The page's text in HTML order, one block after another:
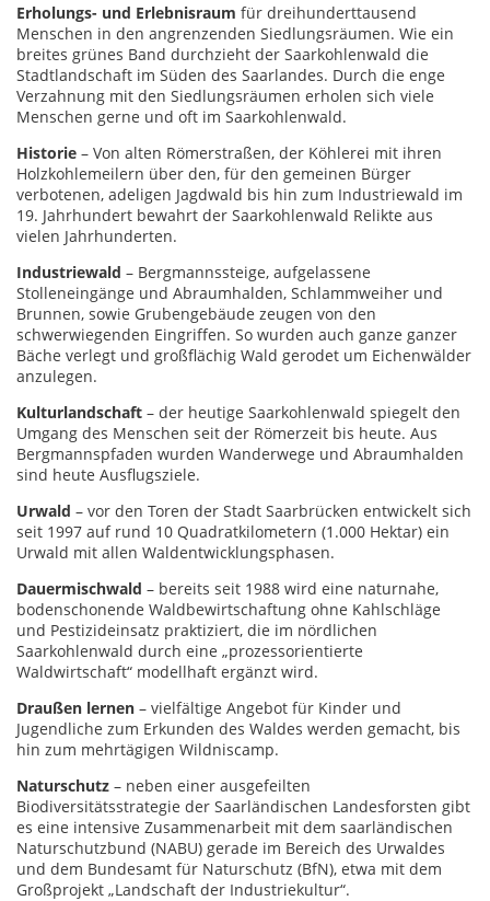
Erholungs- und Erlebnisraum für dreihunderttausend
Menschen in den angrenzenden Siedlungsräumen. Wie ein
breites grünes Band durchzieht der Saarkohlenwald die
Stadtlandschaft im Süden des Saarlandes. Durch die enge
Verzahnung mit den Siedlungsräumen erholen sich viele
Menschen gerne und oft im Saarkohlenwald.
Historie – Von alten Römerstraßen, der Köhlerei mit ihren
Holzkohlemeilern über den, für den gemeinen Bürger
verbotenen, adeligen Jagdwald bis hin zum Industriewald im
19. Jahrhundert bewahrt der Saarkohlenwald Relikte aus
vielen Jahrhunderten.
Industriewald – Bergmannssteige, aufgelassene
Stolleneingänge und Abraumhalden, Schlammweiher und
Brunnen, sowie Grubengebäude zeugen von den
schwerwiegenden Eingriffen. So wurden auch ganze ganzer
Bäche verlegt und großflächig Wald gerodet um Eichenwälder
anzulegen.
Kulturlandschaft – der heutige Saarkohlenwald spiegelt den
Umgang des Menschen seit der Römerzeit bis heute. Aus
Bergmannspfaden wurden Wanderwege und Abraumhalden
sind heute Ausflugsziele.
Urwald – vor den Toren der Stadt Saarbrücken entwickelt sich
seit 1997 auf rund 10 Quadratkilometern (1.000 Hektar) ein
Urwald mit allen Waldentwicklungsphasen.
Dauermischwald – bereits seit 1988 wird eine naturnahe,
bodenschonende Waldbewirtschaftung ohne Kahlschläge
und Pestizideinsatz praktiziert, die im nördlichen
Saarkohlenwald durch eine „prozessorientierte
Waldwirtschaft“ modellhaft ergänzt wird.
Draußen lernen – vielfältige Angebot für Kinder und
Jugendliche zum Erkunden des Waldes werden gemacht, bis
hin zum mehrtägigen Wildniscamp.
Naturschutz – neben einer ausgefeilten
Biodiversitätsstrategie der Saarländischen Landesforsten gibt
es eine intensive Zusammenarbeit mit dem saarländischen
Naturschutzbund (NABU) gerade im Bereich des Urwaldes
und dem Bundesamt für Naturschutz (BfN), etwa mit dem
Großprojekt „Landschaft der Industriekultur“.